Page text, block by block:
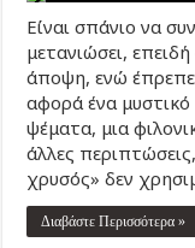
Είναι σπάνιο να
μετανιώσει,
άποψη, ενώ έπρεπε
αφορά ένα
ψέματα, μια
άλλες
χρυσός» δεν
Διαβάστε Περισσότερα »